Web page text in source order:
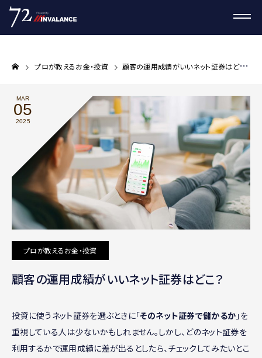
プロが教えるお金・投資 顧客の運用成績がいいネット証券はどこ？
MAR
05
2025
プロが教えるお金・投資
顧客の運用成績がいいネット証券はどこ？
投資に使うネット証券を選ぶときに「そのネット証券で儲かるか 」を
重視している人は少ないかもしれません。しかし、どのネット証券を
利用するかで運用成績に差が出るとしたら、チェックしてみたいとこ